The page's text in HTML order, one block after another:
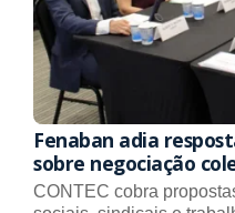
Fenaban adia
sobre negociação
CONTEC cobra